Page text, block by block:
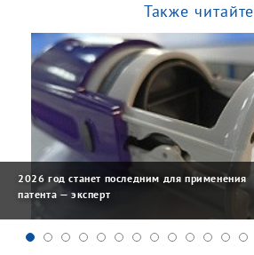
Также читайте
2026 год станет последним для применения
патента — эксперт